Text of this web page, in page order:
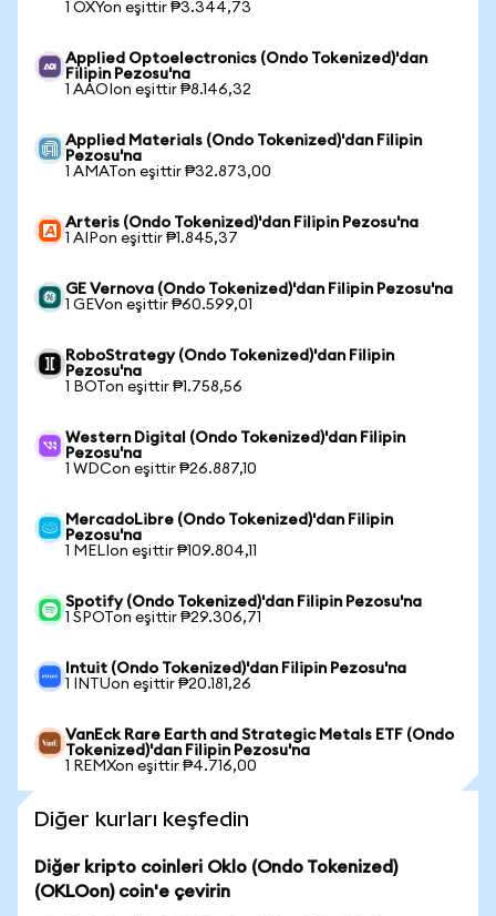
1 OXYon eşittir ₱3.344,73
Applied Optoelectronics (Ondo Tokenized)'dan
Filipin Pezosu'na
1 AAOIon eşittir ₱8.146,32
Applied Materials (Ondo Tokenized)'dan Filipin
Pezosu'na
1 AMATon eşittir ₱32.873,00
Arteris (Ondo Tokenized)'dan Filipin Pezosu'na
1 AIPon eşittir ₱1.845,37
GE Vernova (Ondo Tokenized)'dan Filipin Pezosu'na
1 GEVon eşittir ₱60.599,01
RoboStrategy (Ondo Tokenized)'dan Filipin
Pezosu'na
1 BOTon eşittir ₱1.758,56
Western Digital (Ondo Tokenized)'dan Filipin
Pezosu'na
1 WDCon eşittir ₱26.887,10
MercadoLibre (Ondo Tokenized)'dan Filipin
Pezosu'na
1 MELIon eşittir ₱109.804,11
Spotify (Ondo Tokenized)'dan Filipin Pezosu'na
1 SPOTon eşittir ₱29.306,71
Intuit (Ondo Tokenized)'dan Filipin Pezosu'na
1 INTUon eşittir ₱20.181,26
VanEck Rare Earth and Strategic Metals ETF (Ondo
Tokenized)'dan Filipin Pezosu'na
1 REMXon eşittir ₱4.716,00
Diğer kurları keşfedin
Diğer kripto coinleri Oklo (Ondo Tokenized)
(OKLOon) coin'e çevirin